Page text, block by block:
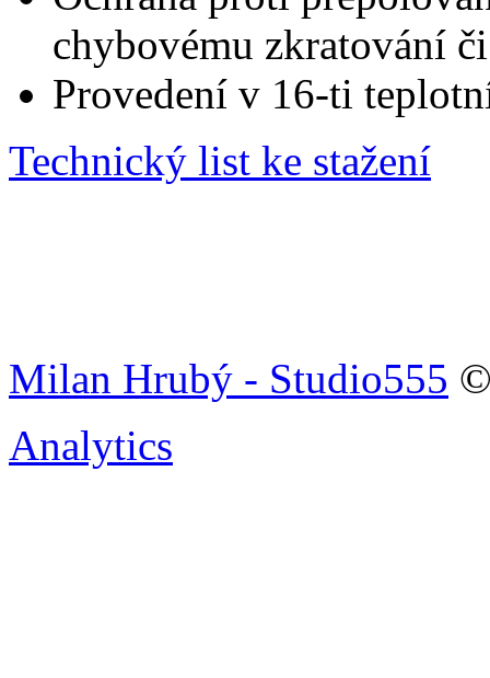
chybovému zkratování
Provedení v 16-ti
Technický list ke stažení
Milan Hrubý - Studio555
Analytics